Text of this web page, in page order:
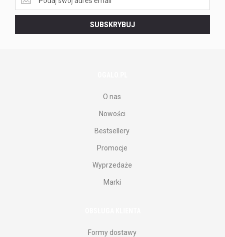
się
do
newslettera.
SUBSKRYBUJ
O nas
Nowości
Bestsellery
Promocje
Wyprzedaże
Marki
Formy dostawy